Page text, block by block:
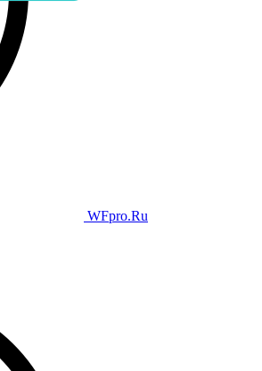
WFpro.Ru